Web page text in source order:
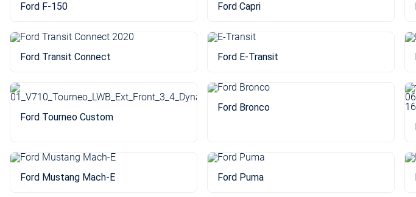
Ford F-150 Ford Capri
Ford Transit Connect Ford E-Transit
Ford Tourneo Custom
Ford Bronco
Ford Mustang Mach-E Ford Puma